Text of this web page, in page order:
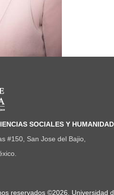
SOCIALES Y
#150, San Jose del Bajio,
reservados ©2026. Universidad